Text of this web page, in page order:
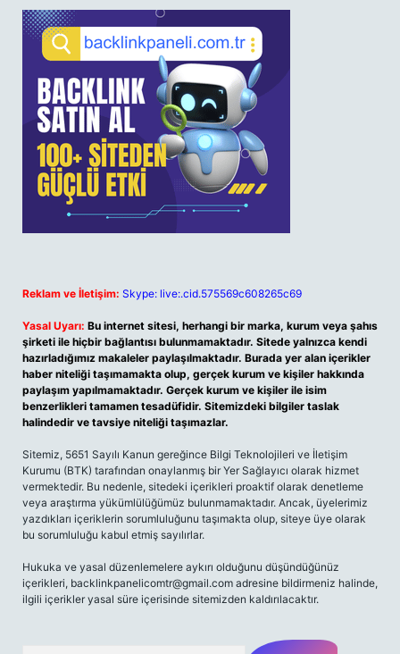
Reklam ve İletişim: Skype: live:.cid.575569c608265c69
Yasal Uyarı: Bu internet sitesi, herhangi bir marka, kurum veya şahıs
şirketi ile hiçbir bağlantısı bulunmamaktadır. Sitede yalnızca kendi
hazırladığımız makaleler paylaşılmaktadır. Burada yer alan içerikler
haber niteliği taşımamakta olup, gerçek kurum ve kişiler hakkında
paylaşım yapılmamaktadır. Gerçek kurum ve kişiler ile isim
benzerlikleri tamamen tesadüfidir. Sitemizdeki bilgiler taslak
halindedir ve tavsiye niteliği taşımazlar.
Sitemiz, 5651 Sayılı Kanun gereğince Bilgi Teknolojileri ve İletişim
Kurumu (BTK) tarafından onaylanmış bir Yer Sağlayıcı olarak hizmet
vermektedir. Bu nedenle, sitedeki içerikleri proaktif olarak denetleme
veya araştırma yükümlülüğümüz bulunmamaktadır. Ancak, üyelerimiz
yazdıkları içeriklerin sorumluluğunu taşımakta olup, siteye üye olarak
bu sorumluluğu kabul etmiş sayılırlar.
Hukuka ve yasal düzenlemelere aykırı olduğunu düşündüğünüz
içerikleri, backlinkpanelicomtr@gmail.com adresine bildirmeniz halinde,
ilgili içerikler yasal süre içerisinde sitemizden kaldırılacaktır.